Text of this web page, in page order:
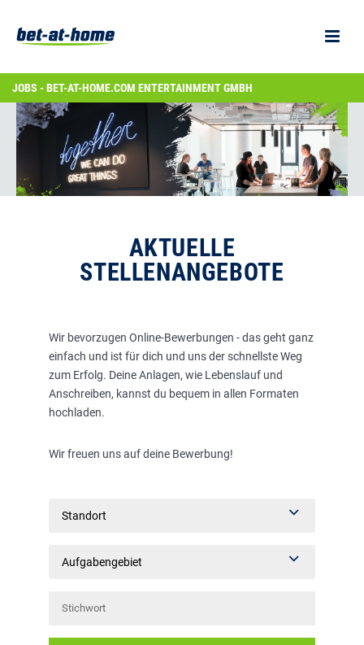
JOBS - BET-AT-HOME.COM ENTERTAINMENT GMBH
AKTUELLE
STELLENANGEBOTE
Wir bevorzugen Online-Bewerbungen - das geht ganz
einfach und ist für dich und uns der schnellste Weg
zum Erfolg. Deine Anlagen, wie Lebenslauf und
Anschreiben, kannst du bequem in allen Formaten
hochladen.
Wir freuen uns auf deine Bewerbung!
Standort
Aufgabengebiet